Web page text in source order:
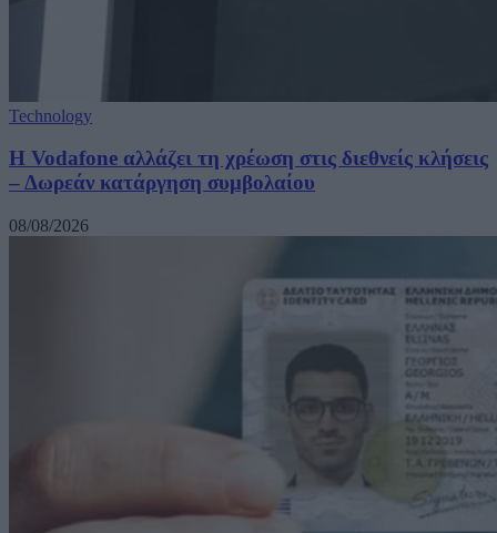
Technology
Η Vodafone αλλάζει τη χρέωση στις διεθνείς κλήσεις
– Δωρεάν κατάργηση συμβολαίου
08/08/2026